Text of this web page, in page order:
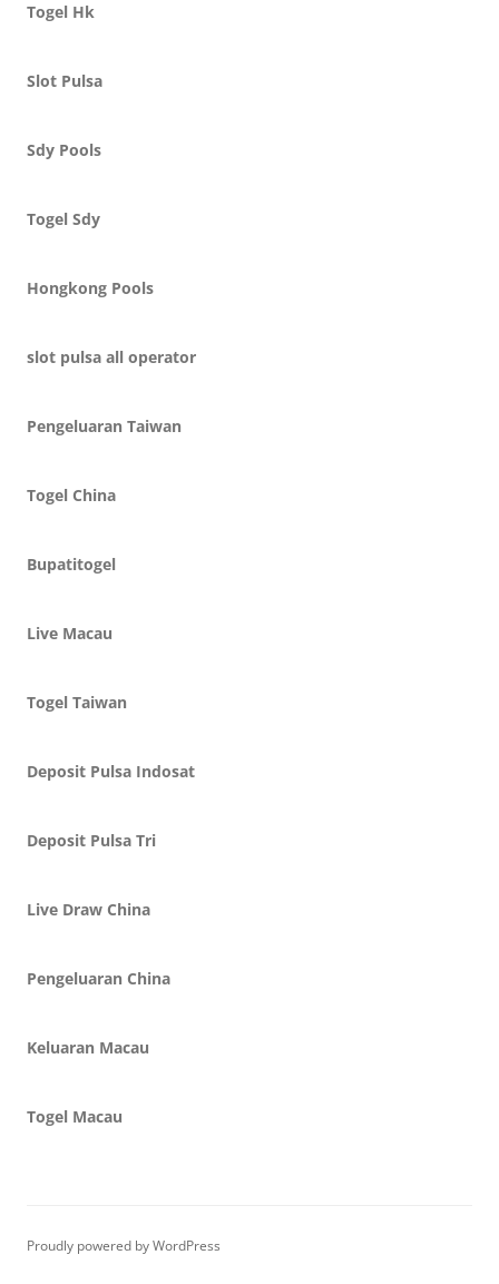
Togel Hk
Slot Pulsa
Sdy Pools
Togel Sdy
Hongkong Pools
slot pulsa all operator
Pengeluaran Taiwan
Togel China
Bupatitogel
Live Macau
Togel Taiwan
Deposit Pulsa Indosat
Deposit Pulsa Tri
Live Draw China
Pengeluaran China
Keluaran Macau
Togel Macau
Proudly powered by WordPress